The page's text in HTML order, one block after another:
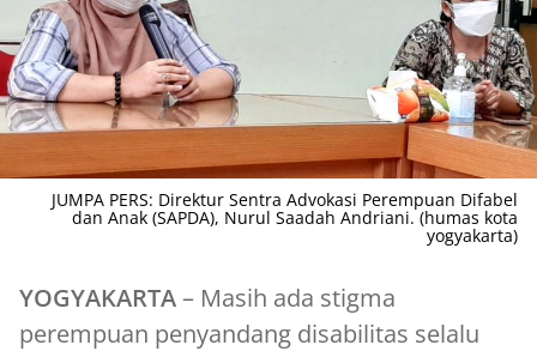
JUMPA PERS: Direktur Sentra Advokasi Perempuan Difabel
dan Anak (SAPDA), Nurul Saadah Andriani. (humas kota
yogyakarta)
YOGYAKARTA– Masih ada stigma
perempuan penyandang disabilitas selalu